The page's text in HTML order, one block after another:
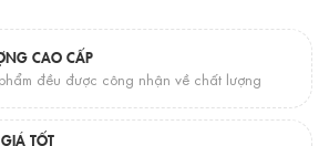
CAO CẤP
đều được công nhận về chất lượng
TỐT